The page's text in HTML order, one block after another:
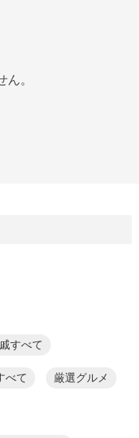
ん。
すべて
べて 厳選グルメ